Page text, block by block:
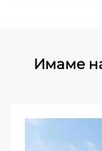
Имаме